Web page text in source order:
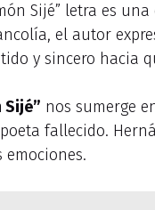
Sijé” letra es
el autor
y sincero hacia
Sijé” nos sumerge
fallecido.